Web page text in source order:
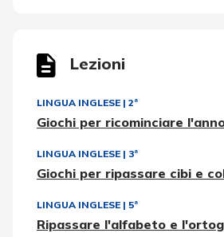
Lezioni
LINGUA INGLESE | 2ª
Giochi per ricominciare
LINGUA INGLESE | 3ª
Giochi per ripassare cibi e
LINGUA INGLESE | 5ª
Ripassare l'alfabeto e